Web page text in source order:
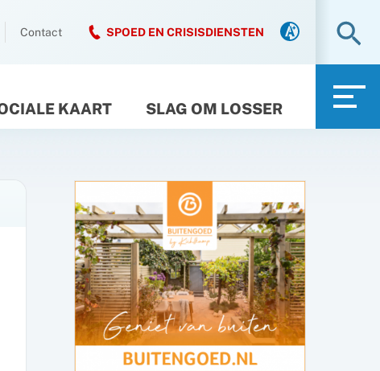
Contact SPOED EN CRISISDIENSTEN
KAART SLAG OM LOSSER